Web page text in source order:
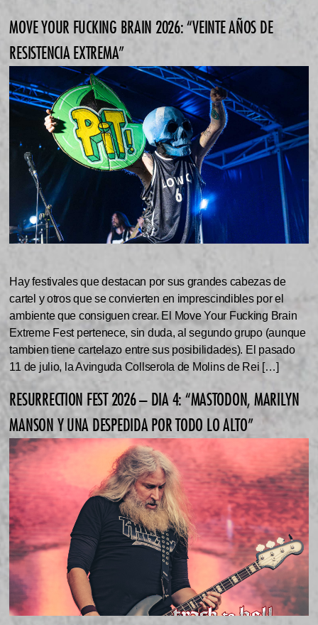
MOVE YOUR FUCKING BRAIN 2026: “VEINTE AÑOS DE
RESISTENCIA EXTREMA”
Hay festivales que destacan por sus grandes cabezas de
cartel y otros que se convierten en imprescindibles por el
ambiente que consiguen crear. El Move Your Fucking Brain
Extreme Fest pertenece, sin duda, al segundo grupo (aunque
tambien tiene cartelazo entre sus posibilidades). El pasado
11 de julio, la Avinguda Collserola de Molins de Rei […]
RESURRECTION FEST 2026 – DIA 4: “MASTODON, MARILYN
MANSON Y UNA DESPEDIDA POR TODO LO ALTO”